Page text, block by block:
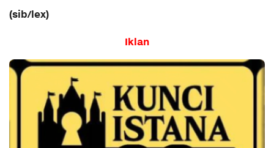
(sib/lex)
Iklan